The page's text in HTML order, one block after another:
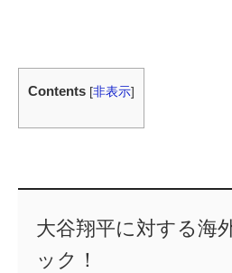
Contents [非表示]
大谷翔平に対する海
ック！